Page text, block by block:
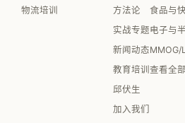
物流培训
方法论
实战专题
新闻动态
教育培训
邱伏生
加入我们
食品与
电子与
MMOG/
查看全